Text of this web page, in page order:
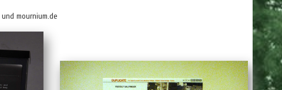
mournium.de